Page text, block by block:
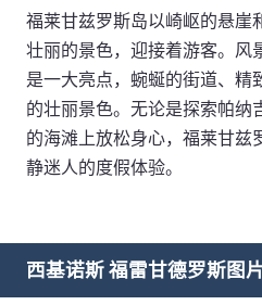
福莱甘兹罗斯岛以崎岖的悬崖
壮丽的景色，迎接着游客。风
是一大亮点，蜿蜒的街道、精
的壮丽景色。无论是探索帕纳
的海滩上放松身心，福莱甘兹
静迷人的度假体验。
西基诺斯 福雷甘德罗斯图